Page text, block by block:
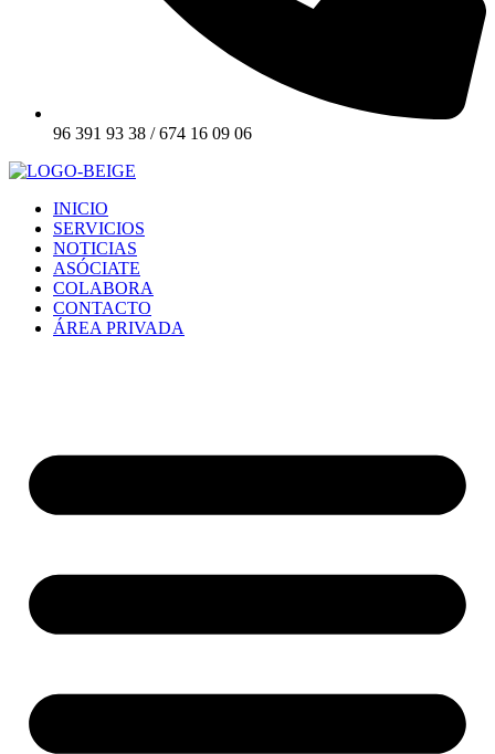
96 391 93 38 / 674 16 09 06
INICIO
SERVICIOS
NOTICIAS
ASÓCIATE
COLABORA
CONTACTO
ÁREA PRIVADA